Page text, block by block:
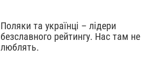
Поляки та українці – лідери
безславного рейтингу. Нас там не
люблять.